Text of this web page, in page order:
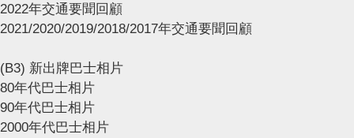
2022年交通要聞回顧
2021/2020/2019/2018/2017年交通要聞回顧
(B3) 新出牌巴士相片
80年代巴士相片
90年代巴士相片
2000年代巴士相片